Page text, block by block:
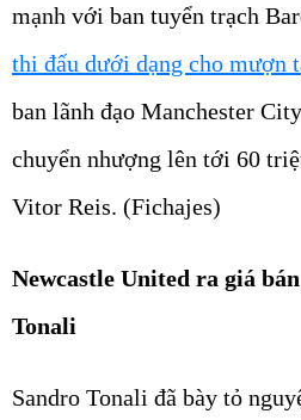
mạnh với ban tuyển trạch
thi đấu dưới dạng cho mượn
ban lãnh đạo Manchester
chuyển nhượng lên tới 60
Vitor Reis. (Fichajes)
Newcastle United ra giá
Tonali
Sandro Tonali đã bày tỏ